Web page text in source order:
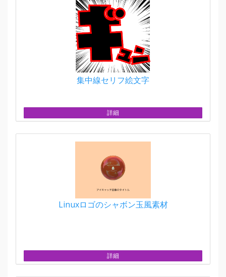
集中線セリフ絵文字
詳細
Linuxロゴのシャボン玉風素材
詳細